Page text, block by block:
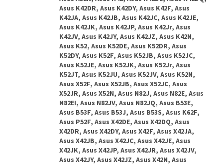
Asus K42DR, Asus K42DY, Asus K42F, Asus
K42JA, Asus K42JB, Asus K42JC, Asus K42JE,
Asus K42JK, Asus K42JP, Asus K42Jr, Asus
K42JV, Asus K42JY, Asus K42JZ, Asus K42N,
Asus K52, Asus K52DE, Asus K52DR, Asus
K52DY, Asus K52F, Asus K52JB, Asus K52JC,
Asus K52JE, Asus K52JK, Asus K52Jr, Asus
K52JT, Asus K52JU, Asus K52JV, Asus K52N,
Asus X52F, Asus X52JB, Asus X52JC, Asus
X52JR, Asus X52N, Asus N82J, Asus N82E, Asus
N82EI, Asus N82JV, Asus N82JQ, Asus B53E,
Asus B53F, Asus B53J, Asus B53S, Asus K62F,
Asus P52F, Asus X42DE, Asus X42DQ, Asus
X42DR, Asus X42DY, Asus X42F, Asus X42JA,
Asus X42JB, Asus X42JC, Asus X42JE, Asus
X42JK, Asus X42JP, Asus X42JR, Asus X42JV,
Asus X42JY, Asus X42JZ, Asus X42N, Asus